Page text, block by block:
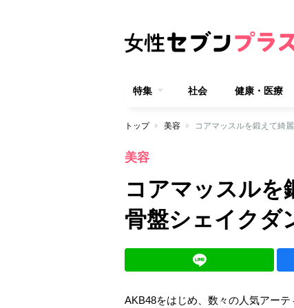
特集 社会 健康・医療
トップ 美容 コアマッスルを鍛えて綺
美容
コアマッスルを
骨盤シェイクダ
AKB48をはじめ、数々の人気アー